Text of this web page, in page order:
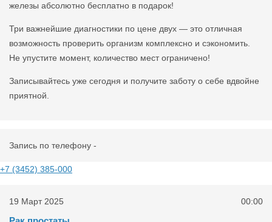
железы абсолютно бесплатно в подарок!
Три важнейшие диагностики по цене двух — это отличная
возможность проверить организм комплексно и сэкономить.
Не упустите момент, количество мест ограничено!
Записывайтесь уже сегодня и получите заботу о себе вдвойне
приятной.
Запись по телефону -
+7 (3452) 385-000
19 Март 2025 00:00